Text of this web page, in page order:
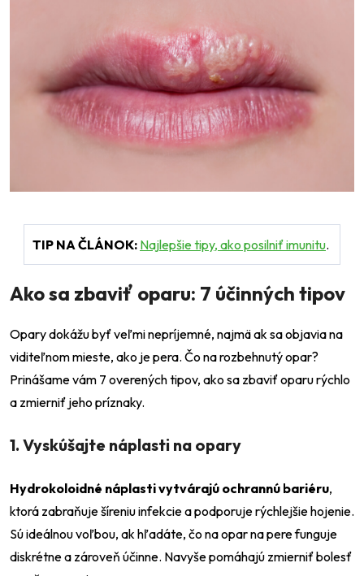
TIP NA ČLÁNOK: Najlepšie tipy, ako posilniť imunitu.
Ako sa zbaviť oparu: 7 účinných tipov
Opary dokážu byť veľmi nepríjemné, najmä ak sa objavia na
viditeľnom mieste, ako je pera. Čo na rozbehnutý opar?
Prinášame vám 7 overených tipov, ako sa zbaviť oparu rýchlo
a zmierniť jeho príznaky.
1. Vyskúšajte náplasti na opary
Hydrokoloidné náplasti vytvárajú ochrannú bariéru,
ktorá zabraňuje šíreniu infekcie a podporuje rýchlejšie hojenie.
Sú ideálnou voľbou, ak hľadáte, čo na opar na pere funguje
diskrétne a zároveň účinne. Navyše pomáhajú zmierniť bolesť